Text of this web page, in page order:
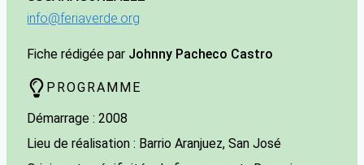
info@feriaverde.org
Fiche rédigée par Johnny Pacheco Castro
PROGRAMME
Démarrage : 2008
Lieu de réalisation : Barrio Aranjuez, San José